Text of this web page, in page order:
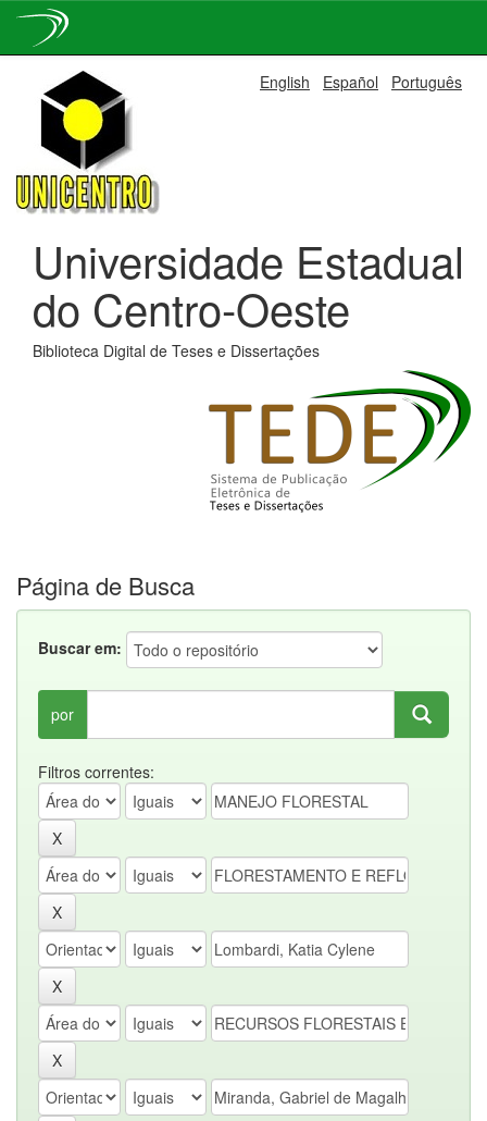
navigation
English Español Português
Universidade Estadual
do Centro-Oeste
Biblioteca Digital de Teses e Dissertações
Página de Busca
Buscar em:
por
Filtros correntes: